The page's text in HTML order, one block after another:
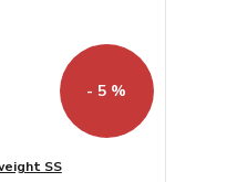
- 5 %
SS